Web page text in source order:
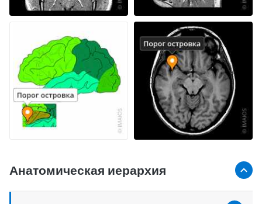
Анатомическая иерархия